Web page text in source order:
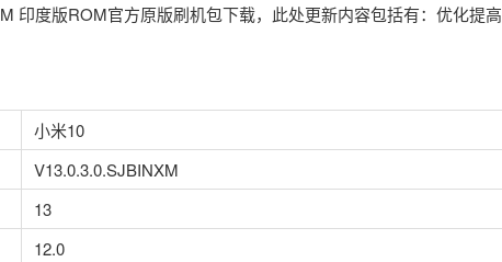
印度版ROM官方原版刷机包下载，此处更新内容包括有：优化提高
小米10
V13.0.3.0.SJBINXM
13
12.0